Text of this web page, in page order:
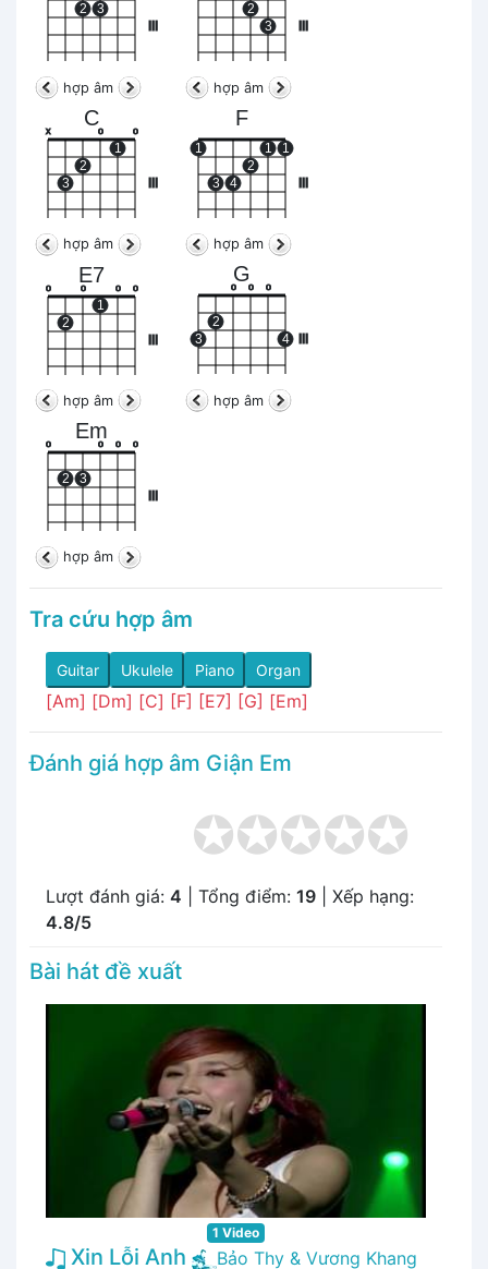
2 3
hợp âm
2
3
hợp âm
C
III
x
3
2
o
1
o
hợp âm
F
1
3 4
2
1 1
hợp âm
E7
III
o
2
o
1
o o
hợp âm
G
3
2
o o o
4
hợp âm
Em
III
o
2 3
o o o
hợp âm
Tra cứu hợp âm
Guitar Ukulele Piano Organ
[Am] [Dm] [C] [F] [E7] [G] [Em]
Đánh giá hợp âm Giận Em
Lượt đánh giá: 4 | Tổng điểm: 19 | Xếp hạng:
4.8/5
Bài hát đề xuất
1 Video
Xin Lỗi Anh Bảo Thy & Vương Khang